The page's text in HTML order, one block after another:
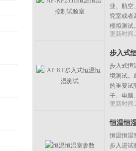
业、航空
究室或者
模拟测试
更新时间
步入式
步入式恒
境测试。
的重要试
子、电脑
更新时间
恒温恒
恒温恒湿
步入进试